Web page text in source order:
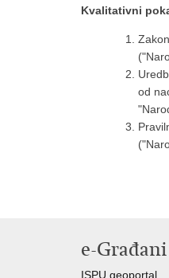
Kvalitativni
od
e-Građani
ISPU geoportal